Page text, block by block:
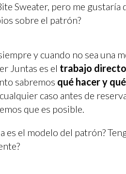
Sweater, pero me gustaría
sobre el patrón?
y cuando no sea una
Juntas es el trabajo directo
sabremos qué hacer y
caso antes de
que es posible.
es el modelo del patrón?